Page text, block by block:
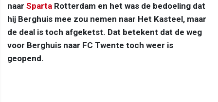
naar Sparta Rotterdam en het was de bedoeling dat
hij Berghuis mee zou nemen naar Het Kasteel, maar
de deal is toch afgeketst. Dat betekent dat de weg
voor Berghuis naar FC Twente toch weer is
geopend.